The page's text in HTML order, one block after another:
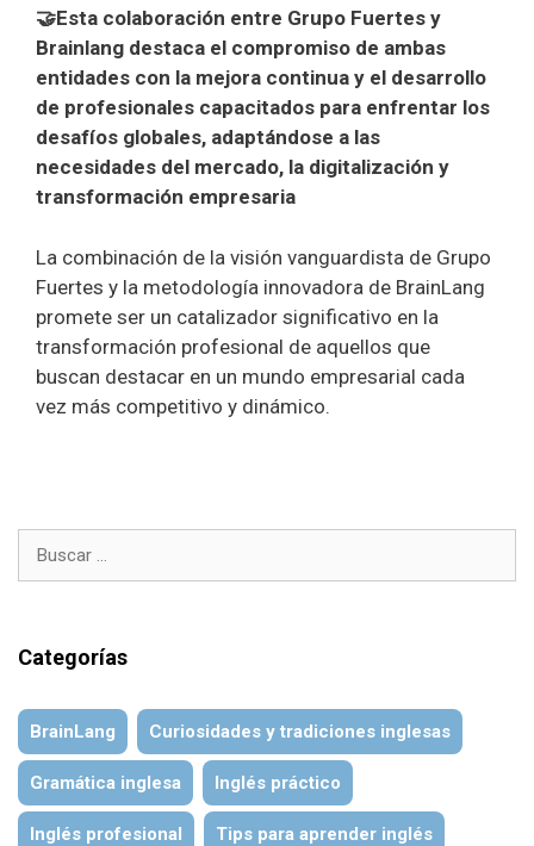
🤝Esta colaboración entre Grupo Fuertes y
Brainlang destaca el compromiso de ambas
entidades con la mejora continua y el desarrollo
de profesionales capacitados para enfrentar los
desafíos globales, adaptándose a las
necesidades del mercado, la digitalización y
transformación empresaria
La combinación de la visión vanguardista de Grupo
Fuertes y la metodología innovadora de BrainLang
promete ser un catalizador significativo en la
transformación profesional de aquellos que
buscan destacar en un mundo empresarial cada
vez más competitivo y dinámico.
Categorías
BrainLang Curiosidades y tradiciones inglesas
Gramática inglesa Inglés práctico
Inglés profesional Tips para aprender inglés